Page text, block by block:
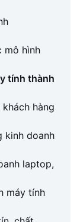
mô hình
tính thành
hàng
kinh doanh
laptop,
máy tính